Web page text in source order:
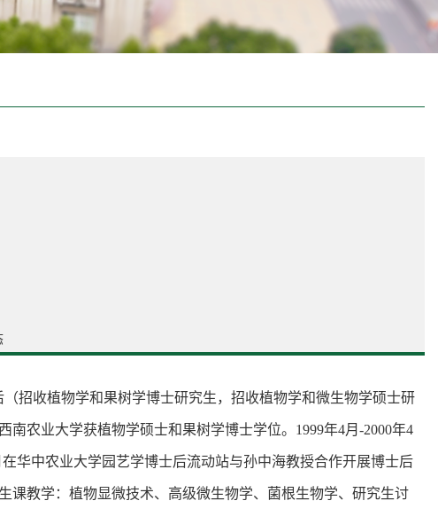
招收植物学和果树学博士研究生，招收植物学和微生物学硕士研
南农业大学获植物学硕士和果树学博士学位。1999年4月-2000年4
华中农业大学园艺学博士后流动站与孙中海教授合作开展博士后
教学：植物显微技术、高级微生物学、菌根生物学、研究生讨